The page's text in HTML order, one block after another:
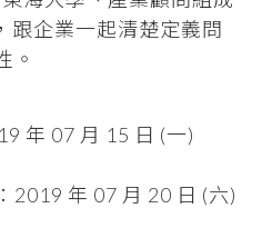
，跟企業一起清楚定義問
。
年 07 月 15 日 (一)
2019 年 07 月 20 日 (六)